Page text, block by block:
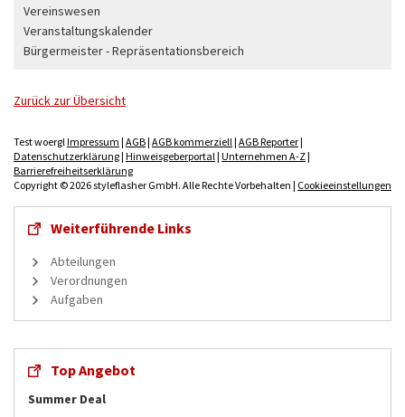
Vereinswesen
Veranstaltungskalender
Bürgermeister - Repräsentationsbereich
Zurück zur Übersicht
Test woergl Impressum | AGB| AGB kommerziell | AGB Reporter|
Datenschutzerklärung| Hinweisgeberportal | Unternehmen A-Z|
Barrierefreiheitserklärung
Copyright © 2026 styleflasher GmbH. Alle Rechte Vorbehalten | Cookieeinstellungen
Weiterführende Links
Abteilungen
Verordnungen
Aufgaben
Top Angebot
Summer Deal